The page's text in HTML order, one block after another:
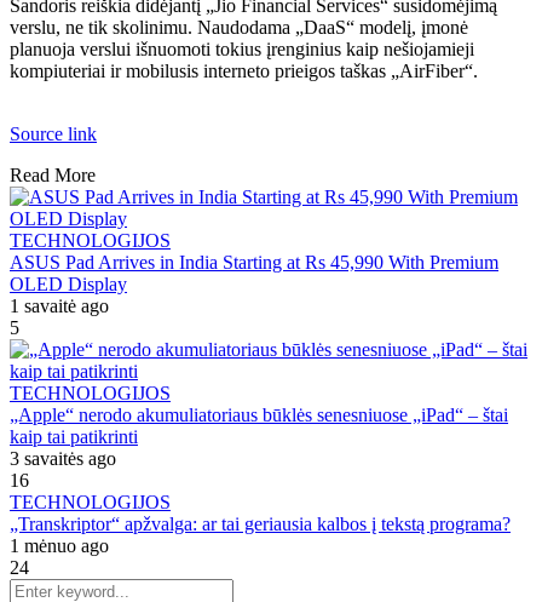
Sandoris reiškia didėjantį „Jio Financial Services“ susidomėjimą
verslu, ne tik skolinimu. Naudodama „DaaS“ modelį, įmonė
planuoja verslui išnuomoti tokius įrenginius kaip nešiojamieji
kompiuteriai ir mobilusis interneto prieigos taškas „AirFiber“.
Source link
Read More
TECHNOLOGIJOS
ASUS Pad Arrives in India Starting at Rs 45,990 With Premium
OLED Display
1 savaitė ago
5
TECHNOLOGIJOS
„Apple“ nerodo akumuliatoriaus būklės senesniuose „iPad“ – štai
kaip tai patikrinti
3 savaitės ago
16
TECHNOLOGIJOS
„Transkriptor“ apžvalga: ar tai geriausia kalbos į tekstą programa?
1 mėnuo ago
24